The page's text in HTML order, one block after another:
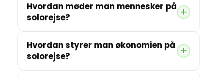
Hvordan møder man mennesker på
solorejse?
Hvordan styrer man økonomien på
solorejse?